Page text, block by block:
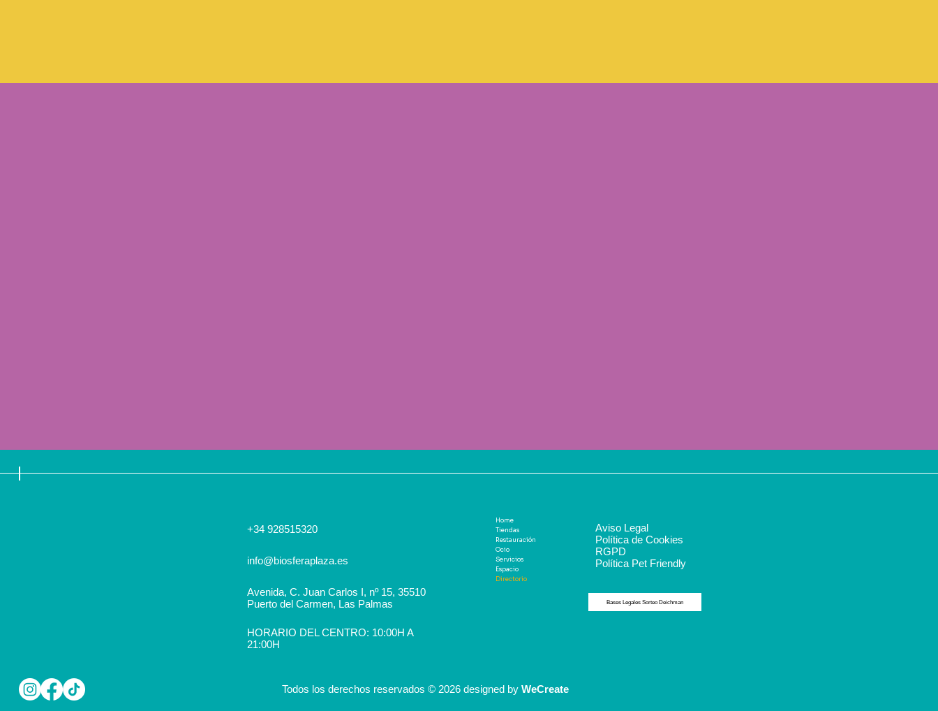
Avenida, C. Juan Carlos I, nº 15, 35510
Puerto del Carmen, Las Palmas
+34 928515320
info@biosferaplaza.es
HORARIO DEL CENTRO: 10:00H A
21:00H
Aviso Legal
Política de Cookies
RGPD
Política Pet Friendly
Home
Tiendas
Restauración
Ocio
Servicios
Espacio
Directorio
Bases Legales Sorteo Deichman
Todos los derechos reservados © 2026 designed by WeCreate